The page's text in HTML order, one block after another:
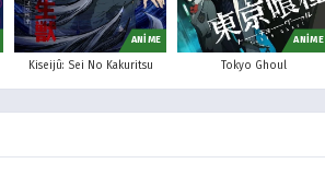
ANİME
Kiseijû: Sei No Kakuritsu
ANİME
Tokyo Ghoul